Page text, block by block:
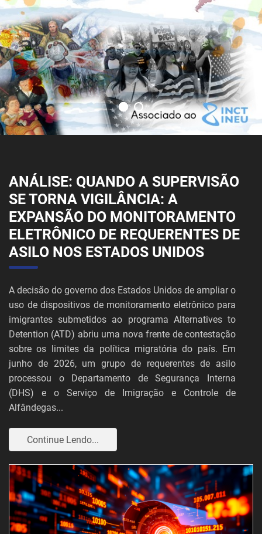
ANÁLISE: QUANDO A SUPERVISÃO
SE TORNA VIGILÂNCIA: A
EXPANSÃO DO MONITORAMENTO
ELETRÔNICO DE REQUERENTES DE
ASILO NOS ESTADOS UNIDOS
A decisão do governo dos Estados Unidos de ampliar o
uso de dispositivos de monitoramento eletrônico para
imigrantes submetidos ao programa Alternatives to
Detention (ATD) abriu uma nova frente de contestação
sobre os limites da política migratória do país. Em
junho de 2026, um grupo de requerentes de asilo
processou o Departamento de Segurança Interna
(DHS) e o Serviço de Imigração e Controle de
Alfândegas...
Continue Lendo...